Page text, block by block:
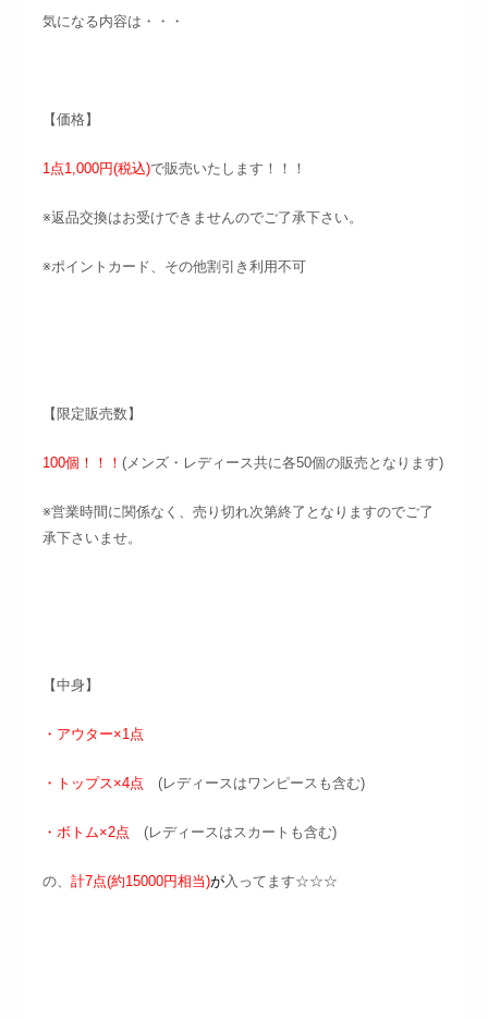
気になる内容は・・・
【価格】
1点1,000円(税込)で販売いたします！！！
※返品交換はお受けできませんのでご了承下さい。
※ポイントカード、その他割引き利用不可
【限定販売数】
100個！！！ (メンズ・レディース共に各50個の販売となります)
※営業時間に関係なく、売り切れ次第終了となりますのでご了
承下さいませ。
【中身】
・アウター×1点
・トップス×4点 (レディースはワンピースも含む)
・ボトム×2点 (レディースはスカートも含む)
の、 計7点(約15000円相当)が入ってます☆☆☆